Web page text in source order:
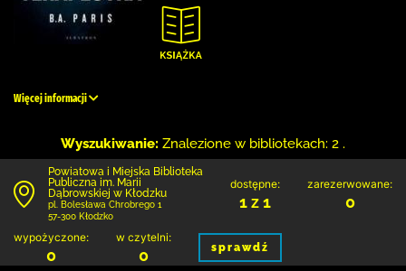
Więcej informacji
Wyszukiwanie: Znalezione w bibliotekach: 2 .
Powiatowa i Miejska Biblioteka
Publiczna im. Marii
Dąbrowskiej w Kłodzku
pl. Bolesława Chrobrego 1
57-300 Kłodzko
dostępne:
1 z 1
zarezerwowane:
0
wypożyczone:
0
w czytelni:
0 sprawdź